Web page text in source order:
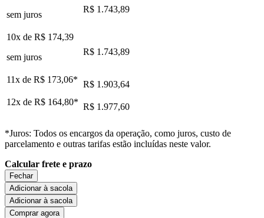
sem juros
R$ 1.743,89
10x de R$ 174,39
sem juros
R$ 1.743,89
11x de R$ 173,06* R$ 1.903,64
12x de R$ 164,80* R$ 1.977,60
*Juros: Todos os encargos da operação, como juros, custo de
parcelamento e outras tarifas estão incluídas neste valor.
Calcular frete e prazo
Fechar
Adicionar à sacola
Adicionar à sacola
Comprar agora